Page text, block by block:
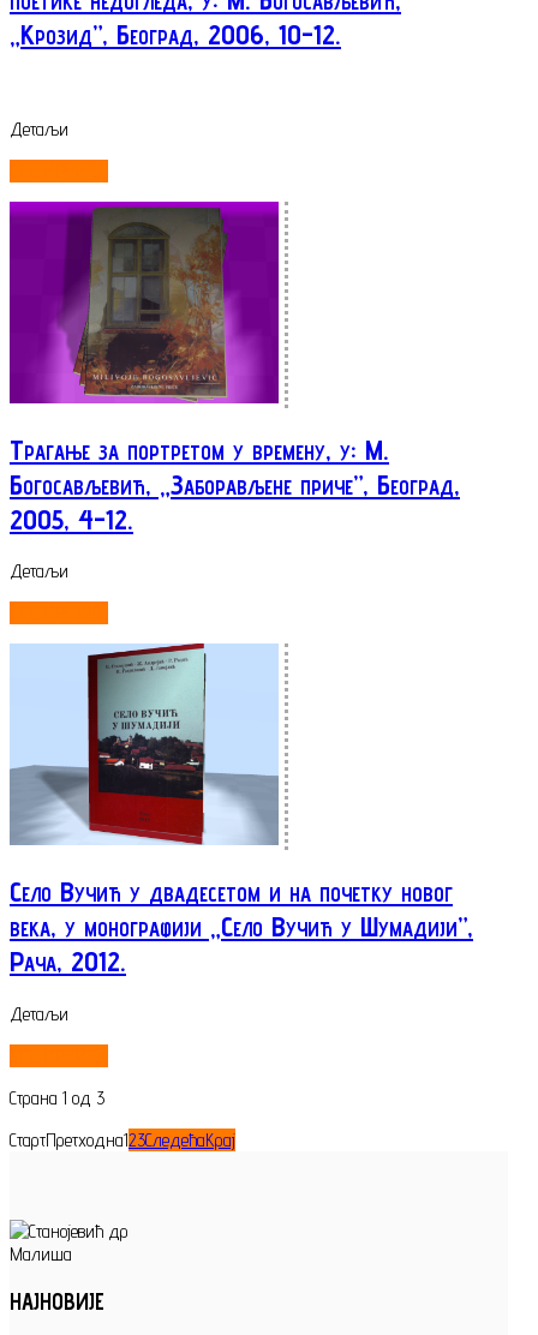
„Крозид”, Београд, 2006, 10-12.
Детаљи
Трагање за портретом у времену, у: М.
Богосављевић, „Заборављене приче”, Београд,
2005, 4-12.
Детаљи
Село Вучић у двадесетом и на почетку новог
века, у монографији „Село Вучић у Шумадији”,
Рача, 2012.
Детаљи
Страна 1 од 3
СтартПретходна123СледећаКрај
НАЈНОВИЈЕ